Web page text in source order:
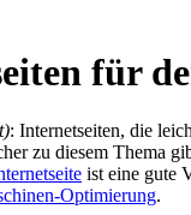
für
: Internetseiten, die
zu diesem Thema
ist eine gute
Optimierung.